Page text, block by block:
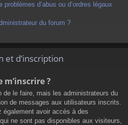
d’abus ou d’ordres légaux
du forum ?
et d’inscription
?
de le faire, mais les administrateurs du
de messages aux utilisateurs inscrits.
avoir accès à des
ne sont pas disponibles aux visiteurs,